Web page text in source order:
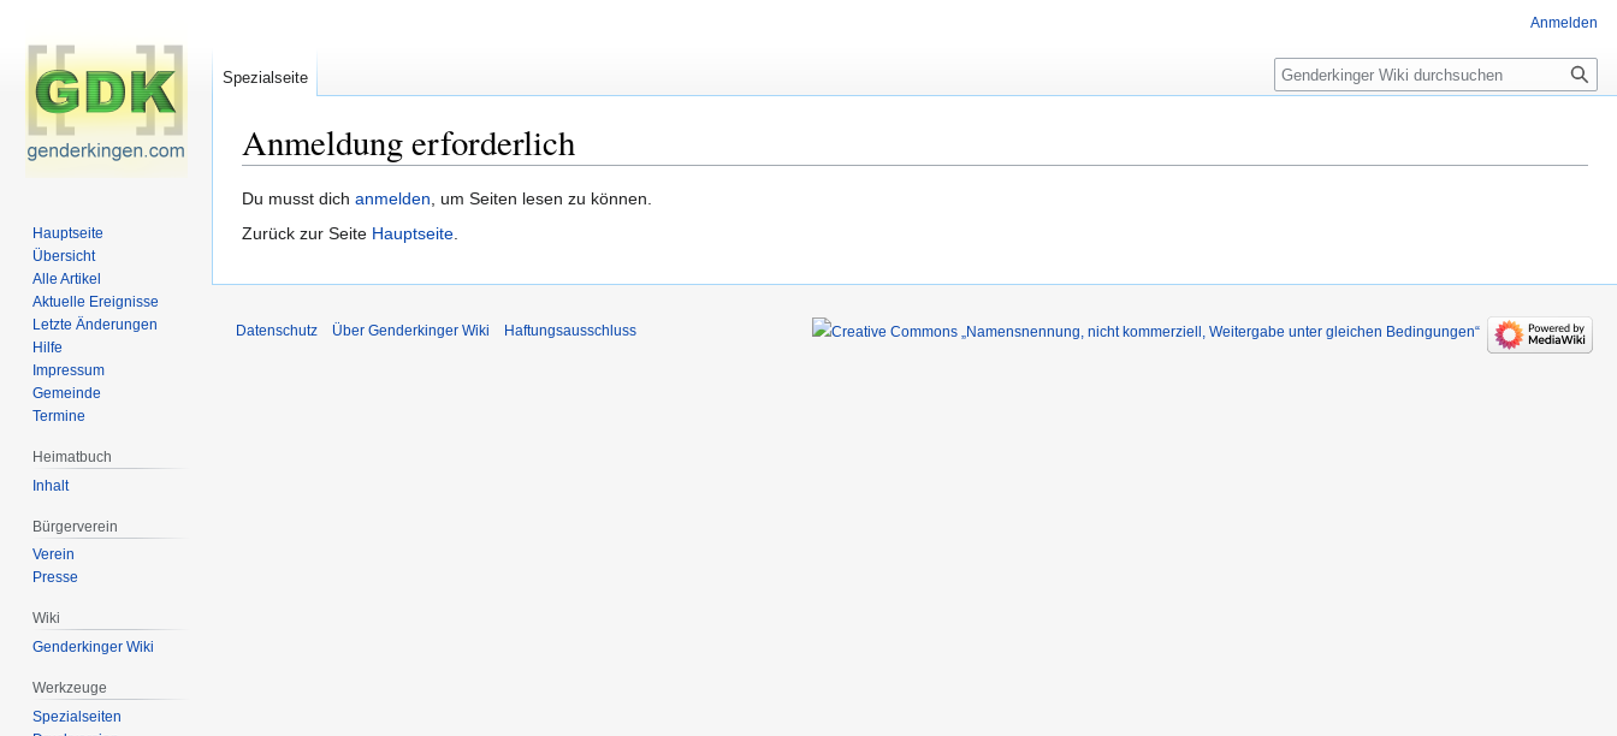
Anmeldung erforderlich
Zur
Navigation
Zur
Suche
Du musst dich anmelden, um Seiten lesen zu können.
Zurück zur Seite Hauptseite.
Anmelden
Spezialseite
Hauptseite
Übersicht
Alle Artikel
Aktuelle Ereignisse
Letzte Änderungen
Hilfe
Impressum
Gemeinde
Termine
Heimatbuch
Inhalt
Bürgerverein
Verein
Presse
Wiki
Genderkinger Wiki
Werkzeuge
Spezialseiten
Datenschutz Über Genderkinger Wiki Haftungsausschluss